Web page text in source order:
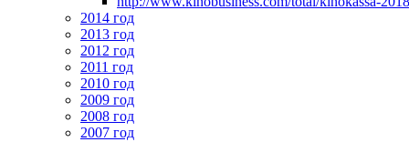
2014 год
2013 год
2012 год
2011 год
2010 год
2009 год
2008 год
2007 год